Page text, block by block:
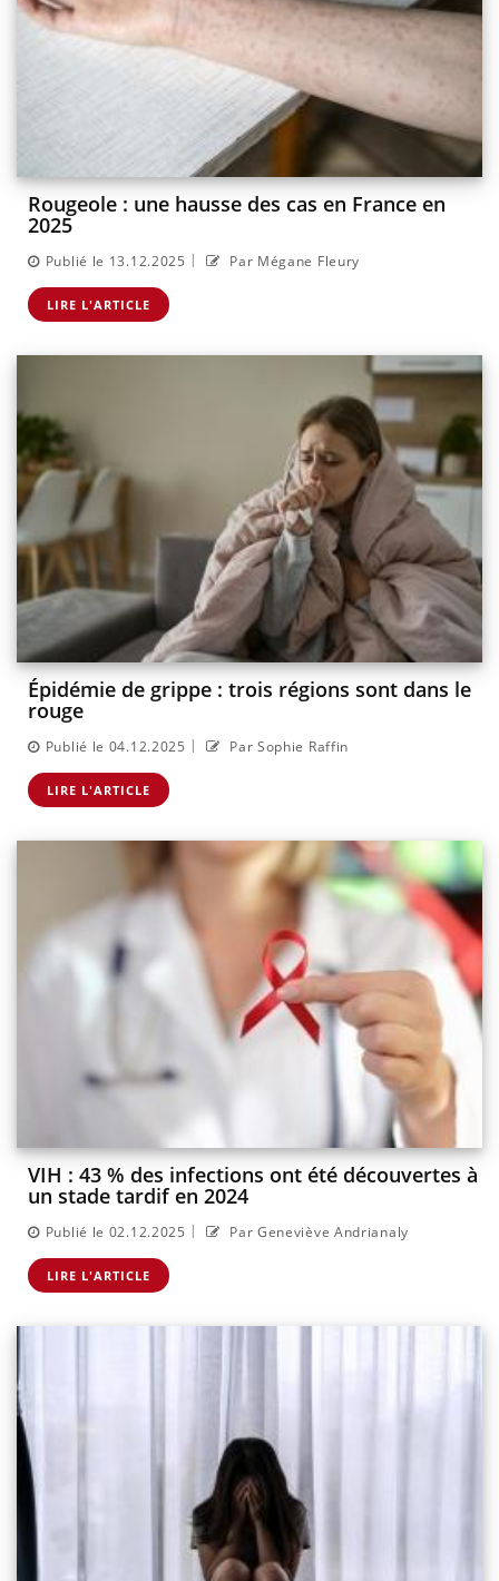
Rougeole : une hausse des cas en France en
2025
Publié le 13.12.2025 | Par Mégane Fleury
LIRE L'ARTICLE
Épidémie de grippe : trois régions sont dans le
rouge
Publié le 04.12.2025 | Par Sophie Raffin
LIRE L'ARTICLE
VIH : 43 % des infections ont été découvertes à
un stade tardif en 2024
Publié le 02.12.2025 | Par Geneviève Andrianaly
LIRE L'ARTICLE